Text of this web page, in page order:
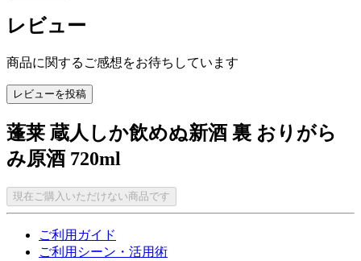
レビュー
商品に関するご感想をお待ちしています
レビューを投稿
蓬莱 蔵人しか飲めぬ新酒 裏 おりがら
み原酒 720ml
現在ご購入いただけない商品です
ご利用ガイド
ご利用シーン・活用術